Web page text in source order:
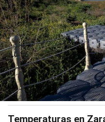
Temperaturas en